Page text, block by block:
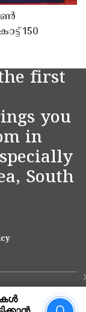
150
first
you
in
South
വലിയ